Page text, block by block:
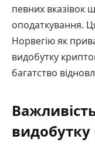
певних вказівок
оподаткування.
Норвегію як
видобутку
багатство